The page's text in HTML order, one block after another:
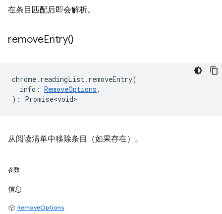
在条目匹配后即会解析。
removeEntry()
chrome. readingList . removeEntry(
info : RemoveOptions,
) : Promise<void>
从阅读清单中移除条目（如果存在）。
参数
信息
RemoveOptions